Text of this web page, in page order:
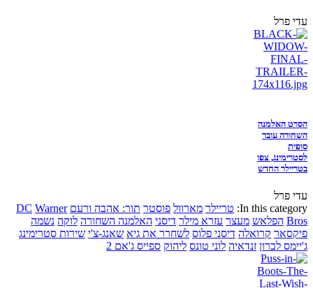
עדי פרל
הסרט האלמנה
השחורה עובר
סופית
לסטרימינג, צפו
בטריילר החדש
עדי פרל
In this category: טריילר מארוול פוסטר תור: אהבה ורעם DC Warner
Bros הפלאש מעצר עזרא מילר דיסני האלמנה השחורה לוקה נשמה
פיקסאר קרואלה דיסני פלוס לשחרר את גיא שאנג-צ'י שירות סטרימינג
ג'יימס לברון זנדאיה לוני טונס ליהוק ספייס ג'אם 2